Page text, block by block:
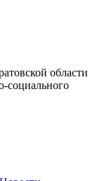
области
социального